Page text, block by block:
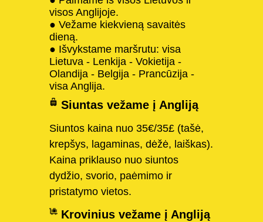
visos Anglijoje.
● Vežame kiekvieną savaitės
dieną.
● Išvykstame maršrutu: visa
Lietuva - Lenkija - Vokietija -
Olandija - Belgija - Prancūzija -
visa Anglija.
Siuntas vežame į Angliją
Siuntos kaina nuo 35€/35£ (tašė,
krepšys, lagaminas, dėžė, laiškas).
Kaina priklauso nuo siuntos
dydžio, svorio, paėmimo ir
pristatymo vietos.
Krovinius vežame į Angliją